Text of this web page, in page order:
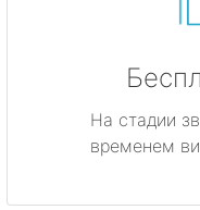
На стадии
временем